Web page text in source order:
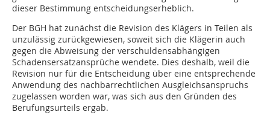
dieser Bestimmung entscheidungserheblich.
Der BGH hat zunächst die Revision des Klägers in Teilen als
unzulässig zurückgewiesen, soweit sich die Klägerin auch
gegen die Abweisung der verschuldensabhängigen
Schadensersatzansprüche wendete. Dies deshalb, weil die
Revision nur für die Entscheidung über eine entsprechende
Anwendung des nachbarrechtlichen Ausgleichsanspruchs
zugelassen worden war, was sich aus den Gründen des
Berufungsurteils ergab.